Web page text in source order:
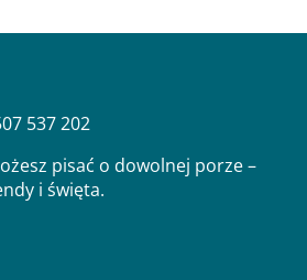
537 202
pisać o dowolnej porze –
i święta.